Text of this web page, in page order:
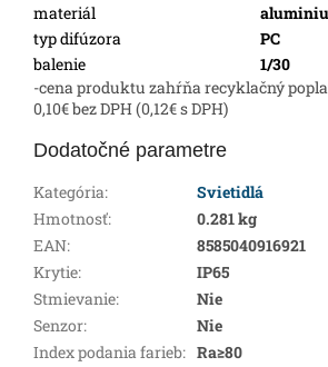
materiál
typ difúzora
PC
balenie
1/30
-cena produktu zahŕňa recyklačný
0,10€ bez DPH (0,12€ s DPH)
Dodatočné parametre
Kategória:
Svietidlá
Hmotnosť:
0.281 kg
EAN:
8585040916921
Krytie:
IP65
Stmievanie:
Nie
Senzor:
Nie
Index podania farieb: Ra≥80